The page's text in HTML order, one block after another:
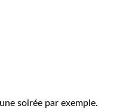
soirée par exemple.